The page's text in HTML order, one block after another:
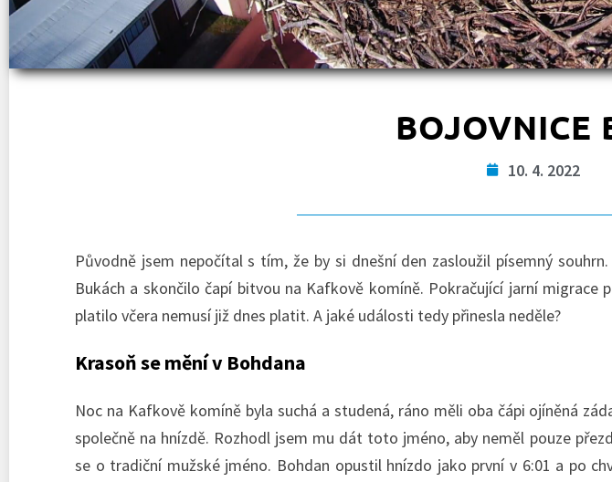
BOJOVNICE
10. 4. 2022
Původně jsem nepočítal s tím, že by si dnešní den zasloužil písemný
Bukách a skončilo čapí bitvou na Kafkově komíně. Pokračující jarní migrace
platilo včera nemusí již dnes platit. A jaké události tedy přinesla neděle?
Krasoň se mění v Bohdana
Noc na Kafkově komíně byla suchá a studená, ráno měli oba čápi ojíněná
společně na hnízdě. Rozhodl jsem mu dát toto jméno, aby neměl pouze
se o tradiční mužské jméno. Bohdan opustil hnízdo jako první v 6:01 a po